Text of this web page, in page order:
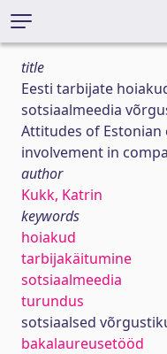
title
Eesti tarbijate
sotsiaalmeedia
Attitudes of
involvement in
author
Kukk, Katrin
keywords
hoiakud
tarbijakäitumine
sotsiaalmeedia
turundus
sotsiaalsed
bakalaureusetööd